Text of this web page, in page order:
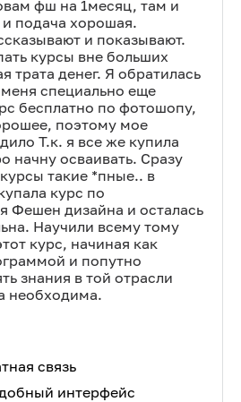
фш на 1месяц, там и
подача хорошая.
и показывают.
курсы вне больших
трата денег. Я обратилась
специально еще
бесплатно по фотошопу,
поэтому мое
Т.к. я все же купила
начну осваивать. Сразу
такие *пные.. в
курс по
Фешен дизайна и осталась
Научили всему тому
курс, начиная как
и попутно
знания в той отрасли
необходима.
связь
интерфейс